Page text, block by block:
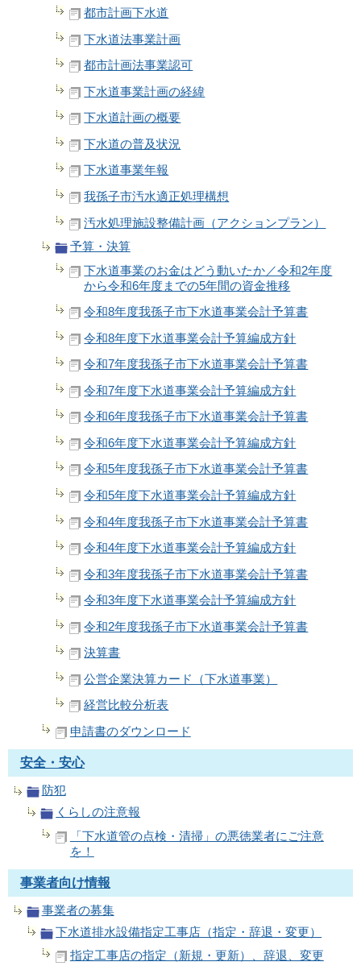
都市計画下水道
下水道法事業計画
都市計画法事業認可
下水道事業計画の経緯
下水道計画の概要
下水道の普及状況
下水道事業年報
我孫子市汚水適正処理構想
汚水処理施設整備計画（アクションプラン）
予算・決算
下水道事業のお金はどう動いたか／令和2年度
から令和6年度までの5年間の資金推移
令和8年度我孫子市下水道事業会計予算書
令和8年度下水道事業会計予算編成方針
令和7年度我孫子市下水道事業会計予算書
令和7年度下水道事業会計予算編成方針
令和6年度我孫子市下水道事業会計予算書
令和6年度下水道事業会計予算編成方針
令和5年度我孫子市下水道事業会計予算書
令和5年度下水道事業会計予算編成方針
令和4年度我孫子市下水道事業会計予算書
令和4年度下水道事業会計予算編成方針
令和3年度我孫子市下水道事業会計予算書
令和3年度下水道事業会計予算編成方針
令和2年度我孫子市下水道事業会計予算書
決算書
公営企業決算カード（下水道事業）
経営比較分析表
申請書のダウンロード
安全・安心
防犯
くらしの注意報
「下水道管の点検・清掃」の悪徳業者にご注意
を！
事業者向け情報
事業者の募集
下水道排水設備指定工事店（指定・辞退・変更）
指定工事店の指定（新規・更新）、辞退、変更